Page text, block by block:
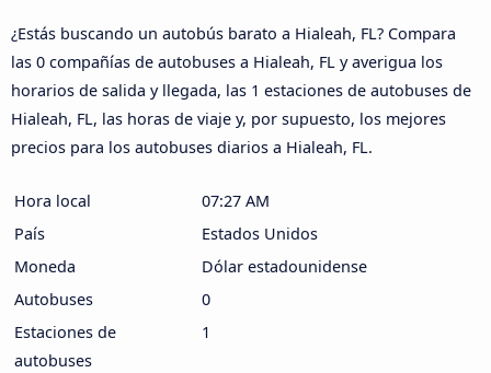
¿Estás buscando un autobús barato a Hialeah, FL? Compara
las 0 compañías de autobuses a Hialeah, FL y averigua los
horarios de salida y llegada, las 1 estaciones de autobuses de
Hialeah, FL, las horas de viaje y, por supuesto, los mejores
precios para los autobuses diarios a Hialeah, FL.
Hora local
07:27 AM
País
Estados Unidos
Moneda
Dólar estadounidense
Autobuses
0
Estaciones de
autobuses
1